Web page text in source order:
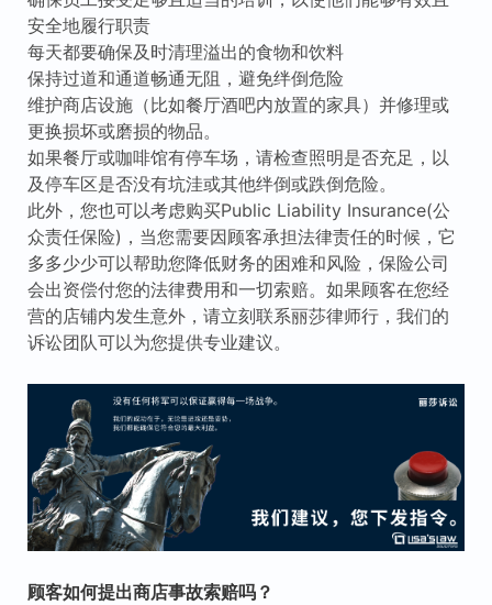
安全地履行职责
每天都要确保及时清理溢出的食物和饮料
保持过道和通道畅通无阻，避免绊倒危险
维护商店设施（比如餐厅酒吧内放置的家具）并修理或
更换损坏或磨损的物品。
如果餐厅或咖啡馆有停车场，请检查照明是否充足，以
及停车区是否没有坑洼或其他绊倒或跌倒危险。
此外，您也可以考虑购买Public Liability Insurance(公
众责任保险)，当您需要因顾客承担法律责任的时候，它
多多少少可以帮助您降低财务的困难和风险，保险公司
会出资偿付您的法律费用和一切索赔。如果顾客在您经
营的店铺内发生意外，请立刻联系丽莎律师行，我们的
诉讼团队可以为您提供专业建议。
顾客如何提出商店事故索赔吗？